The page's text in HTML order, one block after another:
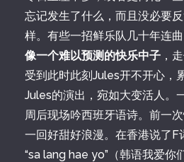
忘记发生了什么，而且没必要
样。有些一招鲜乐队几十年连
像一个难以预测的快乐中子 ，
受到此时此刻Jules开不开心，
Jules的演出，宛如大变活人。
周后现场吟西班牙语诗。前一
一回好甜好浪漫。在香港说了F
“sa lang hae yo”（韩语我爱你